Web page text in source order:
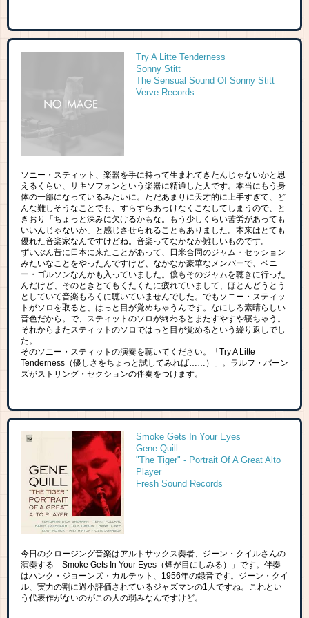
Try A Litte Tenderness
Sonny Stitt
The Sensual Sound Of Sonny Stitt
Verve Records
ソニー・スティット、楽器を手に持って生まれてきたんじゃないかと思
えるくらい、サキソフォンという楽器に精通した人です。本当にもう身
体の一部になっているみたいに。ただあまりに天才的に上手すぎて、ど
んな難しそうなことでも、すらすらあっけなくこなしてしまうので、と
きおり「ちょっと深みに欠けるかもな。もう少しくらい苦労があっても
いいんじゃないか」と感じさせられることもありました。本来はとても
優れた音楽家なんですけどね。音楽ってなかなか難しいものです。
ずいぶん昔に日本に来たことがあって、日米合同のジャム・セッション
みたいなことをやったんですけど、なかなか豪華なメンバーで、ベニ
ー・ゴルソンなんかも入っていました。僕もそのジャムを聴きに行った
んだけど、そのときとてもくたくたに疲れていまして、ほとんどうとう
としていて音楽もろくに聴いていませんでした。でもソニー・スティッ
トがソロを取ると、はっと目が覚めちゃうんです。なにしろ素晴らしい
音色だから。で、スティットのソロが終わるとまたすやすや寝ちゃう。
それからまたスティットのソロではっと目が覚めるという繰り返しでし
た。
そのソニー・スティットの演奏を聴いてください。「Try A Litte
Tenderness（優しさをちょっと試してみれば……）」。ラルフ・バーン
ズがストリング・セクションの伴奏をつけます。
Smoke Gets In Your Eyes
Gene Quill
"The Tiger" - Portrait Of A Great Alto
Player
Fresh Sound Records
今日のクロージング音楽はアルトサックス奏者、ジーン・クイルさんの
演奏する「Smoke Gets In Your Eyes（煙が目にしみる）」です。伴奏
はハンク・ジョーンズ・カルテット、1956年の録音です。ジーン・クイ
ル、実力の割に過小評価されているジャズマンの1人ですね。これとい
う代表作がないのがこの人の弱みなんですけど。